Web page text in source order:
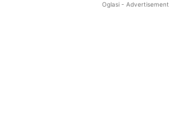
Oglasi - Advertisement